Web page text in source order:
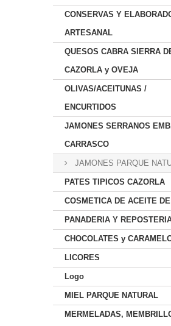
CONSERVAS Y
ARTESANAL
QUESOS CABRA SIERRA
CAZORLA y OVEJA
OLIVAS/ACEITUNAS /
ENCURTIDOS
JAMONES SERRANOS
CARRASCO
JAMONES PARQUE
PATES TIPICOS CAZORLA
COSMETICA DE ACEITE
PANADERIA Y
CHOCOLATES y
LICORES
Logo
MIEL PARQUE NATURAL
MERMELADAS,